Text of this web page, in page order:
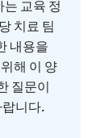
교육 정
치료 팀
내용을
해 이 양
질문이
니다.